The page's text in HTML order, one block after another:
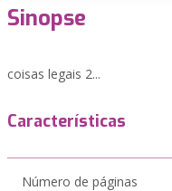
Sinopse
coisas legais 2...
Características
Número de páginas